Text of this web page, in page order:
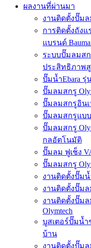
ผลงานที่ผ่านมา
งานติดตั้งปั๊มล
การติดตั้งถังแร
แบรนด์
ระบบปั๊มลมสก
ประสิทธิภาพ
ปั๊มน้ำEbara รุ่
ปั๊มลมสกรู
ปั๊มลมสกรูอินเ
ปั๊มลมสกรูแบบ
ปั๊มลมสกรู
กลอัตโนมัติ
ปั๊มลม ฟูเช็ง
ปั๊มลมสกรู
งานติดตั้งปั๊มน้
งานติดตั้งปั๊มล
งานติดตั้งปั๊มล
Olymtech
บูสเตอร์ปั๊มน้ำ
บ้าน
งานติดตั้งปั๊มล